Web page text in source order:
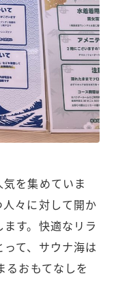
を集めていま
々に対して開か
す。快適なリラ
て、サウナ海は
るおもてなしを